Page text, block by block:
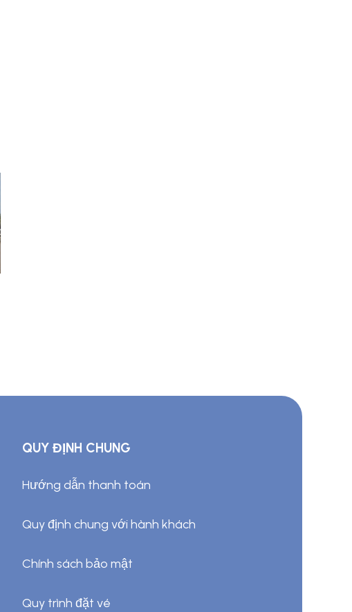
QUY ĐỊNH CHUNG
Hướng dẫn thanh toán
Quy định chung với hành khách
Chính sách bảo mật
Quy trình đặt vé